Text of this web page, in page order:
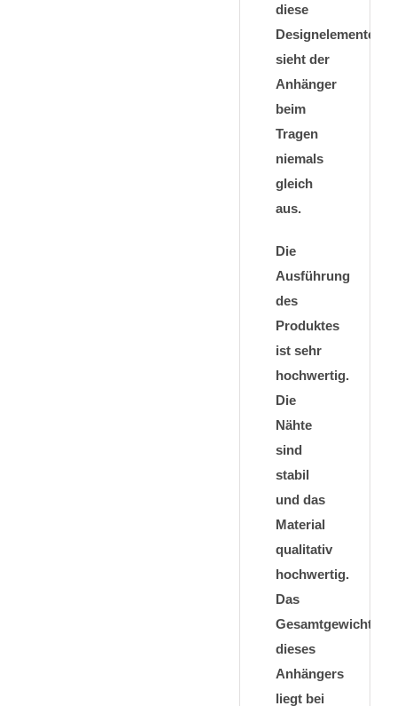
diese
Designelemente
sieht der
Anhänger
beim
Tragen
niemals
gleich
aus.
Die
Ausführung
des
Produktes
ist sehr
hochwertig.
Die
Nähte
sind
stabil
und das
Material
qualitativ
hochwertig.
Das
Gesamtgewicht
dieses
Anhängers
liegt bei